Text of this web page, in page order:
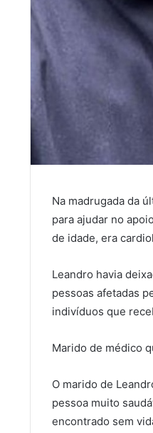
Na madrugada da
para ajudar no
de idade, era
Leandro havia
pessoas afetadas
indivíduos que
Marido de médico
O marido de
pessoa muito
encontrado sem